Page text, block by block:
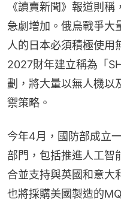
《讀賣新聞》報道則
急劇增加。俄烏戰爭大
人的日本必須積極使用
2027財年建立稱為「
劃，將大量以無人機以
禦策略。
今年4月，國防部成立
部門，包括推進人工智
合並支持與英國和意大
也將採購美國製造的